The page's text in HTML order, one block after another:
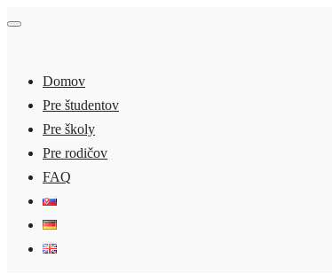
Domov
Pre študentov
Pre školy
Pre rodičov
FAQ